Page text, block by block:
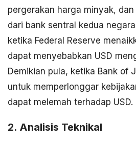
pergerakan harga minyak,
dari bank sentral kedua
ketika Federal Reserve
dapat menyebabkan USD
Demikian pula, ketika Bank of
untuk memperlonggar
dapat melemah terhadap USD.
2. Analisis Teknikal